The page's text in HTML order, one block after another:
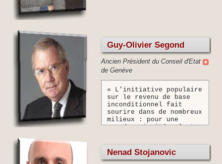
Guy-Olivier Segond
Ancien Président du Conseil d'Etat
de Genève
« L'initiative populaire
sur le revenu de base
inconditionnel fait
sourire dans de nombreux
milieux : pour une
grande majorité, c’est
Il ne faut cependant pas
sous-estimer
Nenad Stojanovic